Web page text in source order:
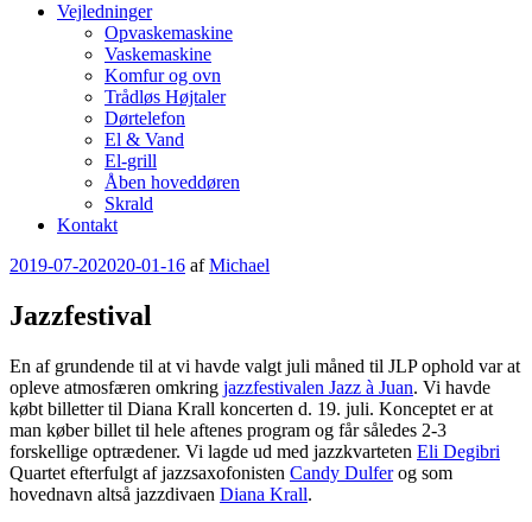
Vejledninger
Opvaskemaskine
Vaskemaskine
Komfur og ovn
Trådløs Højtaler
Dørtelefon
El & Vand
El-grill
Åben hoveddøren
Skrald
Kontakt
Udgivet
2019-07-202020-01-16 afMichael
Jazzfestival
En af grundende til at vi havde valgt juli måned til JLP ophold var at
opleve atmosfæren omkring jazzfestivalen Jazz à Juan. Vi havde
købt billetter til Diana Krall koncerten d. 19. juli. Konceptet er at
man køber billet til hele aftenes program og får således 2-3
forskellige optrædener. Vi lagde ud med jazzkvarteten Eli Degibri
Quartet efterfulgt af jazzsaxofonisten Candy Dulferog som
hovednavn altså jazzdivaen Diana Krall.